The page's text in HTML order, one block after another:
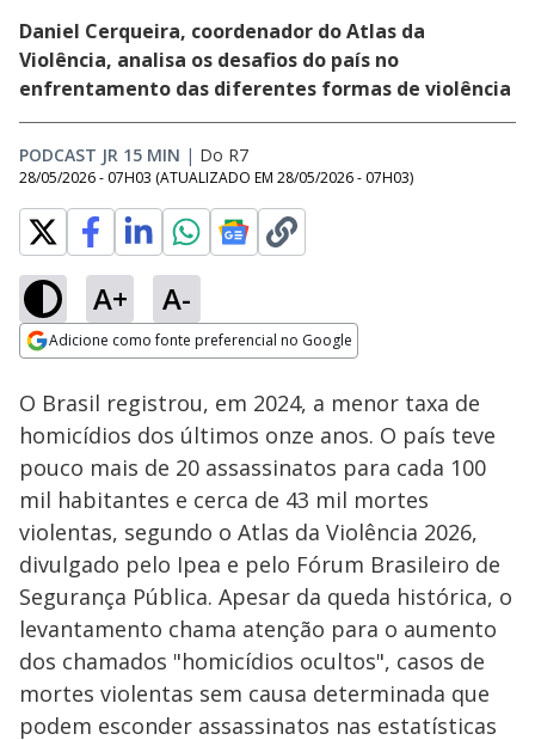
Daniel Cerqueira, coordenador do Atlas da
Violência, analisa os desafios do país no
enfrentamento das diferentes formas de violência
PODCAST JR 15 MIN | Do R7
28/05/2026 - 07H03 (ATUALIZADO EM 28/05/2026 - 07H03)
A+ A-
Adicione como fonte preferencial no Google
Ativar
Loaded:
7.04%
O Brasil registrou, em 2024, a menor taxa de
homicídios dos últimos onze anos. O país teve
pouco mais de 20 assassinatos para cada 100
mil habitantes e cerca de 43 mil mortes
violentas, segundo o Atlas da Violência 2026,
divulgado pelo Ipea e pelo Fórum Brasileiro de
Segurança Pública. Apesar da queda histórica, o
levantamento chama atenção para o aumento
dos chamados "homicídios ocultos", casos de
mortes violentas sem causa determinada que
podem esconder assassinatos nas estatísticas